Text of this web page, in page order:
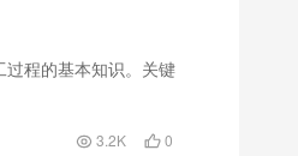
程的基本知识。关键
3.2K 0